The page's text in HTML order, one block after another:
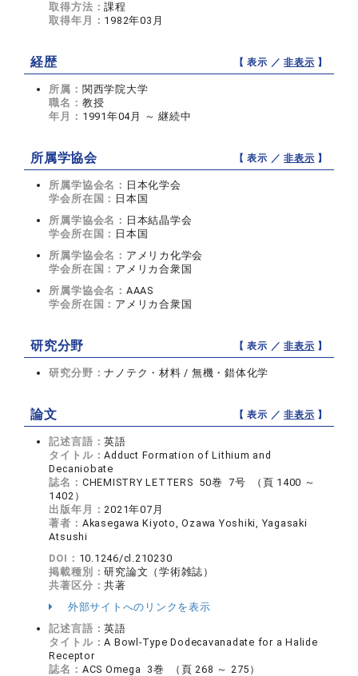
取得方法：課程
取得年月： 1982年03月
経歴 【 表示 ／非表示 】
所属： 関西学院大学
職名： 教授
年月： 1991年04月 ～ 継続中
所属学協会 【 表示 ／非表示 】
所属学協会名： 日本化学会
学会所在国： 日本国
所属学協会名： 日本結晶学会
学会所在国： 日本国
所属学協会名： アメリカ化学会
学会所在国： アメリカ合衆国
所属学協会名： AAAS
学会所在国： アメリカ合衆国
研究分野 【 表示 ／非表示 】
研究分野：ナノテク・材料 / 無機・錯体化学
論文 【 表示 ／非表示 】
記述言語：英語
タイトル：Adduct Formation of Lithium and
Decaniobate
誌名： CHEMISTRY LETTERS 50巻 7号 （頁 1400 ～
1402）
出版年月：2021年07月
著者： Akasegawa Kiyoto, Ozawa Yoshiki, Yagasaki
Atsushi
DOI： 10.1246/cl.210230
掲載種別：研究論文（学術雑誌）
共著区分：共著
外部サイトへのリンクを表示
記述言語：英語
タイトル：A Bowl-Type Dodecavanadate for a Halide
Receptor
誌名： ACS Omega 3巻 （頁 268 ～ 275）